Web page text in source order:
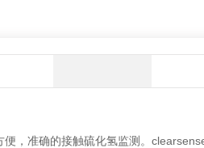
，准确的接触硫化氢监测。